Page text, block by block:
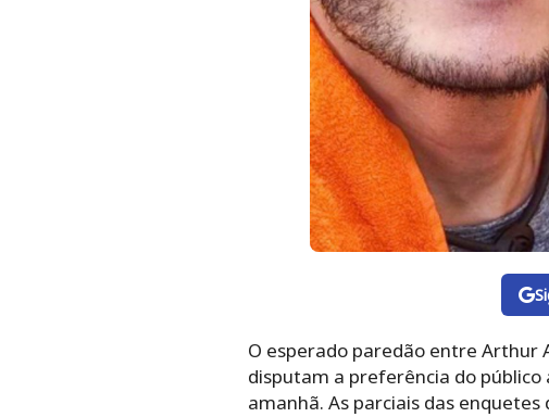
O esperado paredão entre Arthur
disputam a preferência do público
amanhã. As parciais das